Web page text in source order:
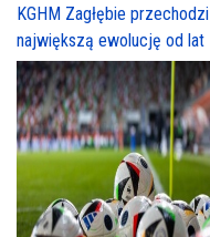
KGHM Zagłębie przechodzi
największą ewolucję od lat